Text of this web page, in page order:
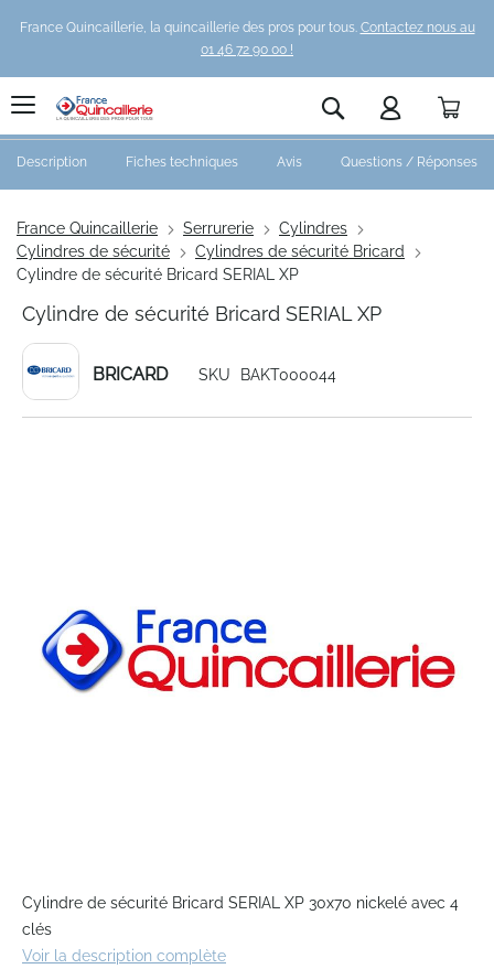
France Quincaillerie, la quincaillerie des pros pour tous. Contactez nous au
01 46 72 90 00 !
Rechercher
France Quincaillerie Serrurerie
Cylindres
Cylindres de sécurité
Cylindres de sécurité Bricard
Cylindre de sécurité Bricard SERIAL XP
Cylindre de sécurité Bricard SERIAL XP
BRICARD SKU BAKT000044
to
the
beginning
Cylindre de sécurité Bricard SERIAL XP 30x70 nickelé avec 4
clés
Voir la description complète
Description Fiches techniques Avis Questions / Réponses